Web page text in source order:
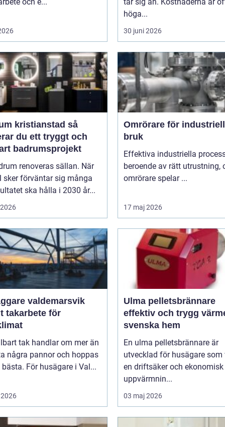
höga...
30 juni 2026
kristianstad så
du ett tryggt och
badrumsprojekt
renoveras sällan. När
sker förväntar sig många
ska hålla i 2030 år...
Omrörare för
bruk
Effektiva industriella
beroende av rätt utrustning,
omrörare spelar ...
17 maj 2026
valdemarsvik
takarbete för
tak handlar om mer än
några pannor och hoppas
För husägare i Val...
Ulma pelletsbrännare
effektiv och trygg
svenska hem
En ulma pelletsbrännare är
utvecklad för husägare som
en driftsäker och ekonomisk
uppvärmnin...
03 maj 2026